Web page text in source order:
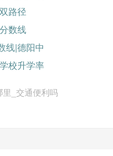
路径
数线
线|德阳中
校升学率
_交通便利吗